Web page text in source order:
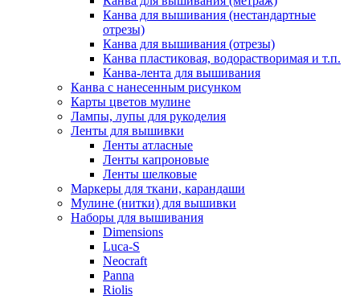
Канва для вышивания (нестандартные
отрезы)
Канва для вышивания (отрезы)
Канва пластиковая, водорастворимая и т.п.
Канва-лента для вышивания
Канва с нанесенным рисунком
Карты цветов мулине
Лампы, лупы для рукоделия
Ленты для вышивки
Ленты атласные
Ленты капроновые
Ленты шелковые
Маркеры для ткани, карандаши
Мулине (нитки) для вышивки
Наборы для вышивания
Dimensions
Luca-S
Neocraft
Panna
Riolis